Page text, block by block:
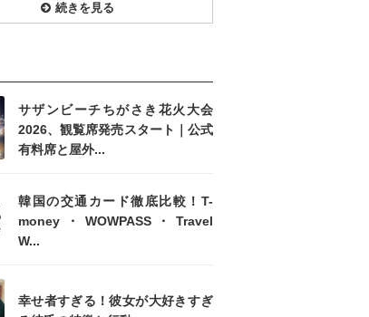
続きを見る
サザンビーチちがさき花火大会
2026、観覧席発売スタート｜公式
有料席と屋外...
韓国の交通カード徹底比較！T-
money・WOWPASS・Travel
W...
幸せ者すぎる！彼女が大好きすぎ